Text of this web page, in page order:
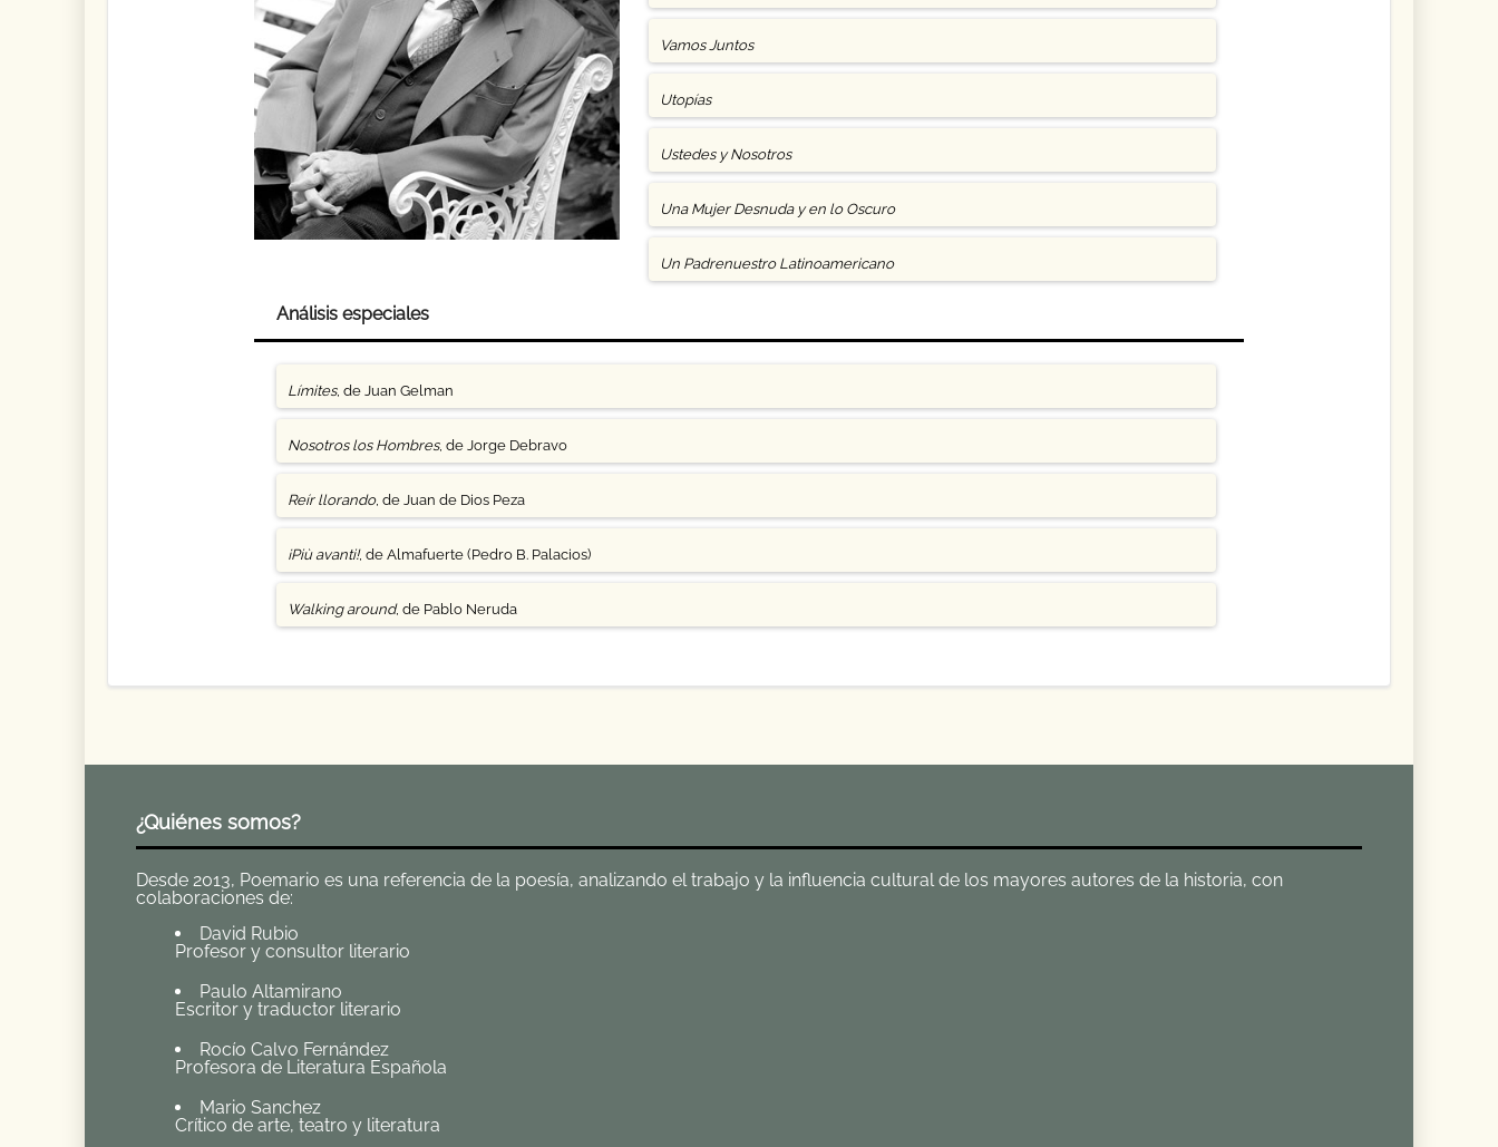
Vamos Juntos
Utopías
Ustedes y Nosotros
Una Mujer Desnuda y en lo Oscuro
Un Padrenuestro Latinoamericano
Análisis especiales
Límites, de Juan Gelman
Nosotros los Hombres, de Jorge Debravo
Reír llorando, de Juan de Dios Peza
¡Più avanti!, de Almafuerte (Pedro B. Palacios)
Walking around, de Pablo Neruda
¿Quiénes somos?
Desde 2013, Poemario es una referencia de la poesía, analizando el trabajo y la influencia cultural de los mayores autores de la historia, con
colaboraciones de:
David Rubio
Profesor y consultor literario
Paulo Altamirano
Escritor y traductor literario
Rocío Calvo Fernández
Profesora de Literatura Española
Mario Sanchez
Crítico de arte, teatro y literatura